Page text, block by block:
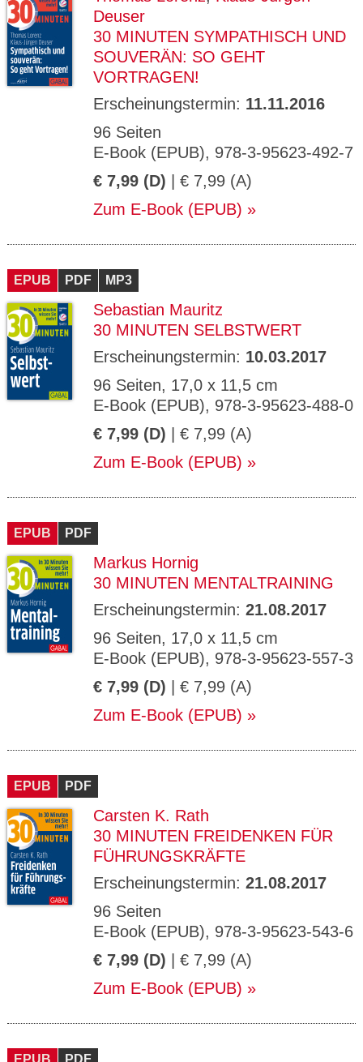
Deuser
30 MINUTEN SYMPATHISCH UND
SOUVERÄN: SO GEHT
VORTRAGEN!
Erscheinungstermin: 11.11.2016
96 Seiten
E-Book (EPUB), 978-3-95623-492-7
€ 7,99 (D) | € 7,99 (A)
Zum E-Book (EPUB)
EPUB PDF MP3
Sebastian Mauritz
30 MINUTEN SELBSTWERT
Erscheinungstermin: 10.03.2017
96 Seiten, 17,0 x 11,5 cm
E-Book (EPUB), 978-3-95623-488-0
€ 7,99 (D) | € 7,99 (A)
Zum E-Book (EPUB)
EPUB PDF
Markus Hornig
30 MINUTEN MENTALTRAINING
Erscheinungstermin: 21.08.2017
96 Seiten, 17,0 x 11,5 cm
E-Book (EPUB), 978-3-95623-557-3
€ 7,99 (D) | € 7,99 (A)
Zum E-Book (EPUB)
EPUB PDF
Carsten K. Rath
30 MINUTEN FREIDENKEN FÜR
FÜHRUNGSKRÄFTE
Erscheinungstermin: 21.08.2017
96 Seiten
E-Book (EPUB), 978-3-95623-543-6
€ 7,99 (D) | € 7,99 (A)
Zum E-Book (EPUB)
EPUB PDF